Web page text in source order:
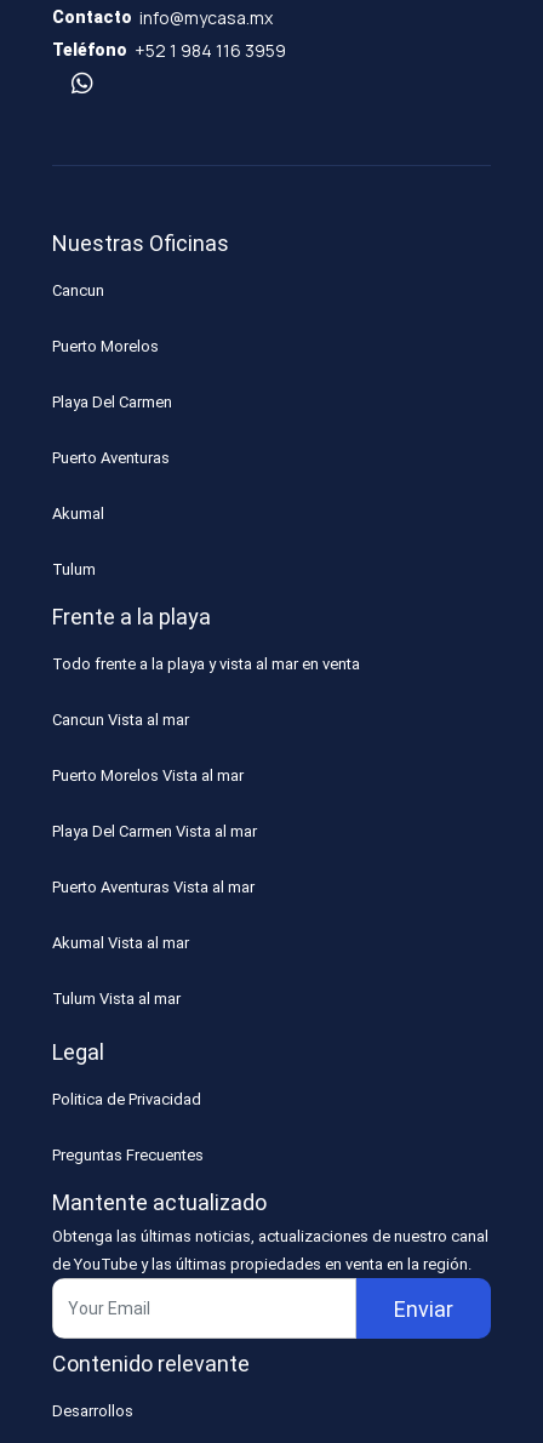
Contacto info@mycasa.mx
Teléfono +52 1 984 116 3959
Nuestras Oficinas
Cancun
Puerto Morelos
Playa Del Carmen
Puerto Aventuras
Akumal
Tulum
Frente a la playa
Todo frente a la playa y vista al mar en venta
Cancun Vista al mar
Puerto Morelos Vista al mar
Playa Del Carmen Vista al mar
Puerto Aventuras Vista al mar
Akumal Vista al mar
Tulum Vista al mar
Legal
Politica de Privacidad
Preguntas Frecuentes
Mantente actualizado
Obtenga las últimas noticias, actualizaciones de nuestro canal
de YouTube y las últimas propiedades en venta en la región.
Enviar
Contenido relevante
Desarrollos